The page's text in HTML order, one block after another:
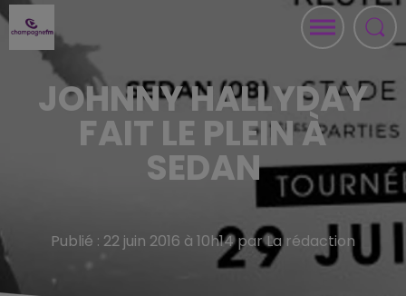
JOHNNY HALLYDAY
FAIT LE PLEIN À
SEDAN
Publié : 22 juin 2016 à 10h14 par La rédaction